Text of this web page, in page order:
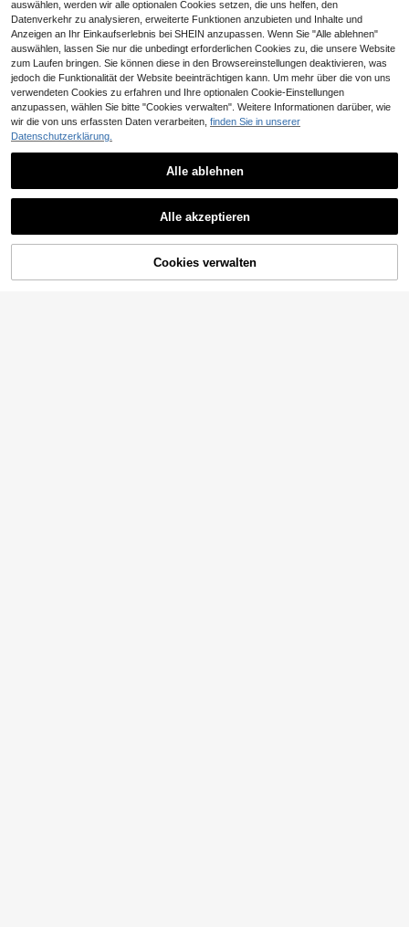
ZUM WARENKORB HINZUFÜGEN
auswählen, werden wir alle optionalen Cookies setzen, die uns helfen, den
Datenverkehr zu analysieren, erweiterte Funktionen anzubieten und Inhalte und
Anzeigen an Ihr Einkaufserlebnis bei SHEIN anzupassen. Wenn Sie "Alle ablehnen"
auswählen, lassen Sie nur die unbedingt erforderlichen Cookies zu, die unsere Website
zum Laufen bringen. Sie können diese in den Browsereinstellungen deaktivieren, was
jedoch die Funktionalität der Website beeinträchtigen kann. Um mehr über die von uns
verwendeten Cookies zu erfahren und Ihre optionalen Cookie-Einstellungen
anzupassen, wählen Sie bitte "Cookies verwalten". Weitere Informationen darüber, wie
wir die von uns erfassten Daten verarbeiten, finden Sie in unserer
Datenschutzerklärung.
Alle ablehnen
Alle akzeptieren
Cookies verwalten